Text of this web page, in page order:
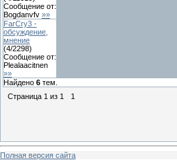
Сообщение от:
Bogdanvfv »»
FarCry3 -
обсуждение,
мнение
(4/2298)
Сообщение от:
Plealaacitnen
»»
Найдено 6 тем.
Страница 1 из 1 1
Полная версия сайта